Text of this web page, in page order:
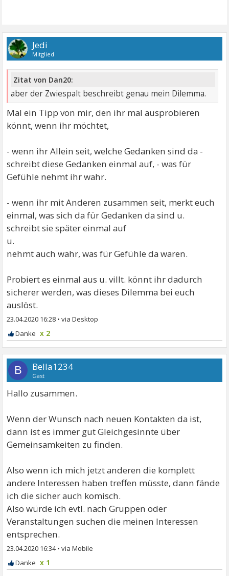
Jedi
Mitglied
Zitat von Dan20:
aber der Zwiespalt beschreibt genau mein Dilemma.
Mal ein Tipp von mir, den ihr mal ausprobieren
könnt, wenn ihr möchtet,
- wenn ihr Allein seit, welche Gedanken sind da -
schreibt diese Gedanken einmal auf, - was für
Gefühle nehmt ihr wahr.
- wenn ihr mit Anderen zusammen seit, merkt euch
einmal, was sich da für Gedanken da sind u.
schreibt sie später einmal auf
u.
nehmt auch wahr, was für Gefühle da waren.
Probiert es einmal aus u. villt. könnt ihr dadurch
sicherer werden, was dieses Dilemma bei euch
auslöst.
23.04.2020 16:28 •
x 2
B Bella1234
Gast
Hallo zusammen.
Wenn der Wunsch nach neuen Kontakten da ist,
dann ist es immer gut Gleichgesinnte über
Gemeinsamkeiten zu finden.
Also wenn ich mich jetzt anderen die komplett
andere Interessen haben treffen müsste, dann fände
ich die sicher auch komisch.
Also würde ich evtl. nach Gruppen oder
Veranstaltungen suchen die meinen Interessen
entsprechen.
23.04.2020 16:34•
x 1